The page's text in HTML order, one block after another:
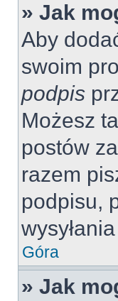
» Jak
Aby
swoim
podpis
Możesz
postów
razem
podpisu,
Góra
» Jak